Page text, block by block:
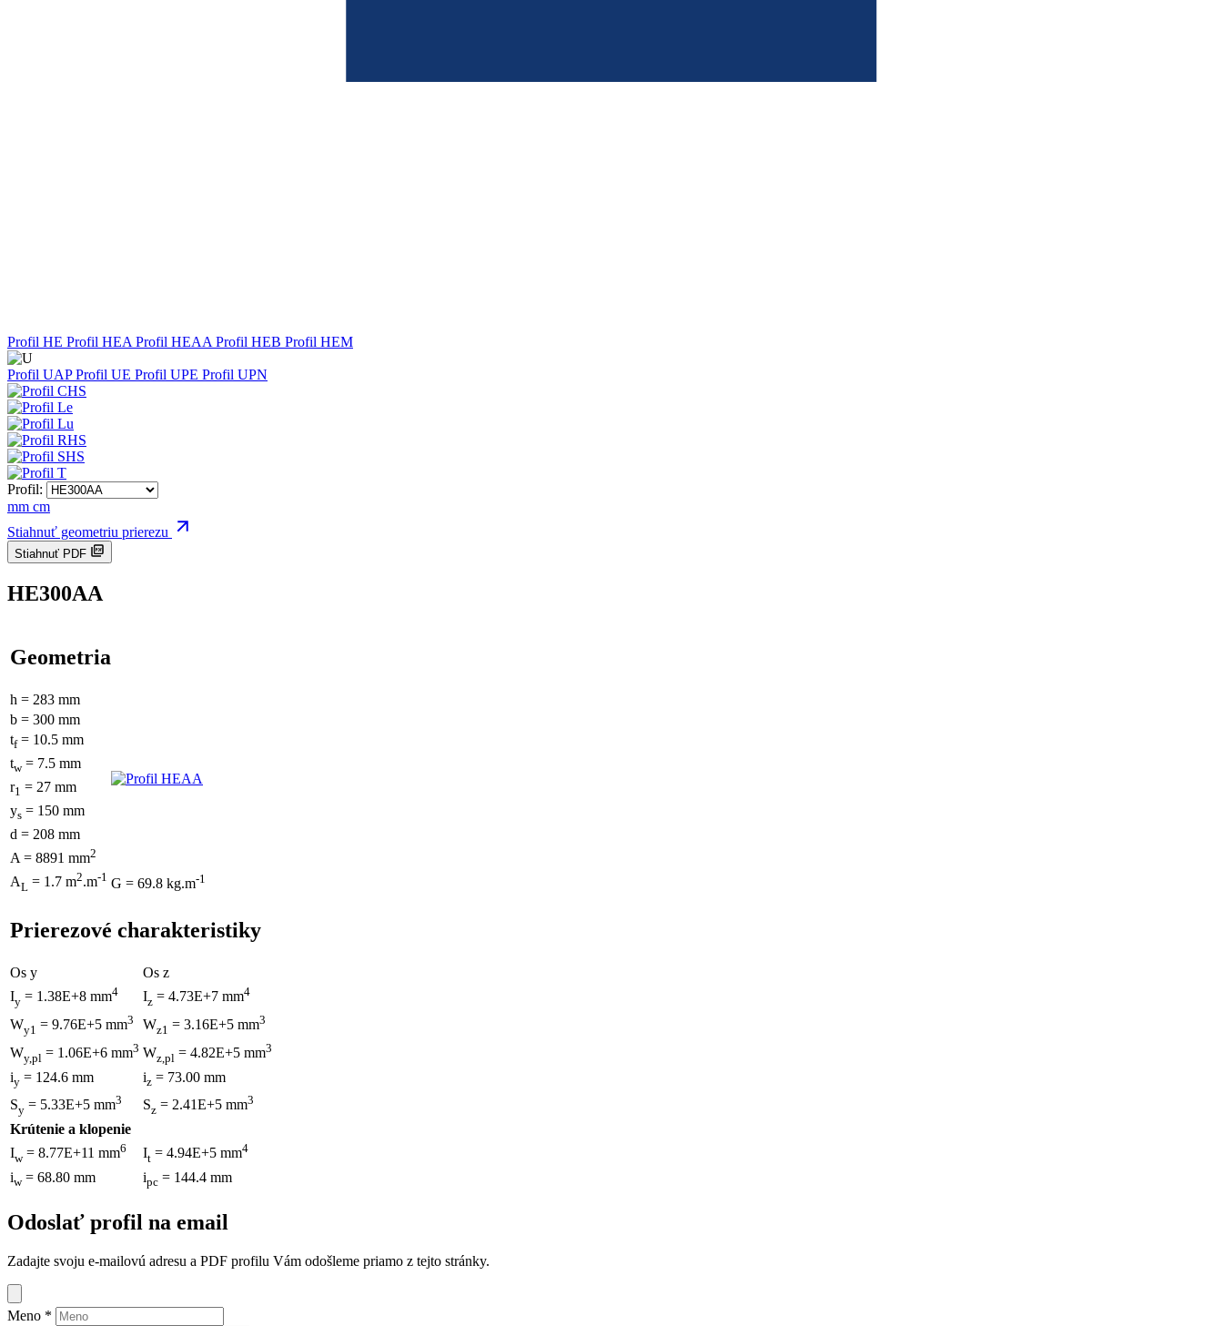
Profil HE Profil HEA Profil HEAA Profil HEB Profil HEM
Profil UAPProfil UE Profil UPE Profil UPN
Profil:
mm cm
Stiahnuť geometriu prierezu
Stiahnuť PDF
HE300AA
Geometria
h = 283 mm
b = 300 mm
tf= 10.5 mm
tw= 7.5 mm
r1 = 27 mm
ys = 150 mm
d = 208 mm
A = 8891 mm2
AL = 1.7 m2.m-1 G = 69.8 kg.m-1
Prierezové charakteristiky
Os y
Os z
Iy = 1.38E+8 mm4 Iz = 4.73E+7 mm4
Wy1 = 9.76E+5 mm3 Wz1 = 3.16E+5 mm3
Wy,pl = 1.06E+6 mm3 Wz,pl = 4.82E+5 mm3
iy = 124.6 mm iz = 73.00 mm
Sy = 5.33E+5 mm3 Sz = 2.41E+5 mm3
Krútenie a klopenie
Iw = 8.77E+11 mm6 It = 4.94E+5 mm4
iw= 68.80 mm ipc = 144.4 mm
Odoslať profil na email
Zadajte svoju e-mailovú adresu a PDF profilu Vám odošleme priamo z tejto stránky.
Meno *